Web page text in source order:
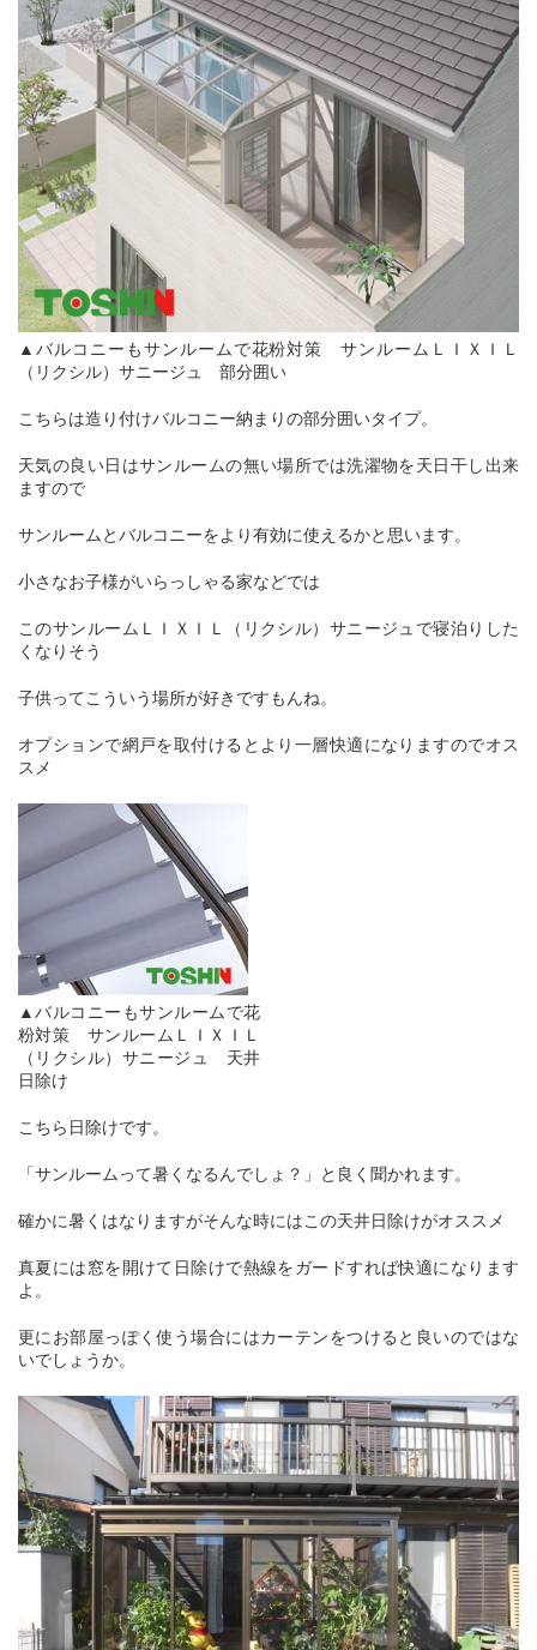
▲バルコニーもサンルームで花粉対策 サンルームＬＩＸＩＬ
（リクシル）サニージュ 部分囲い
こちらは造り付けバルコニー納まりの部分囲いタイプ。
天気の良い日はサンルームの無い場所では洗濯物を天日干し出来
ますので
サンルームとバルコニーをより有効に使えるかと思います。
小さなお子様がいらっしゃる家などでは
このサンルームＬＩＸＩＬ（リクシル）サニージュで寝泊りした
くなりそう
子供ってこういう場所が好きですもんね。
オプションで網戸を取付けるとより一層快適になりますのでオス
スメ
▲バルコニーもサンルームで花
粉対策 サンルームＬＩＸＩＬ
（リクシル）サニージュ 天井
日除け
こちら日除けです。
「サンルームって暑くなるんでしょ？」と良く聞かれます。
確かに暑くはなりますがそんな時にはこの天井日除けがオススメ
真夏には窓を開けて日除けで熱線をガードすれば快適になります
よ。
更にお部屋っぽく使う場合にはカーテンをつけると良いのではな
いでしょうか。